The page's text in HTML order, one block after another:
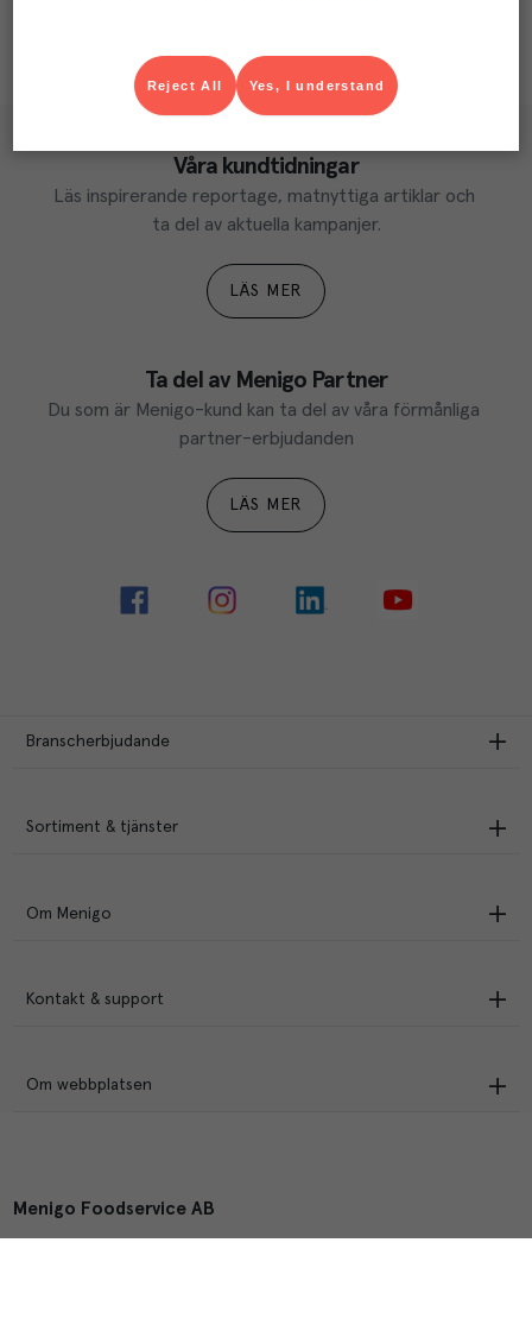
Våra kundtidningar
Läs inspirerande reportage, matnyttiga artiklar och
ta del av aktuella kampanjer.
LÄS MER
Ta del av Menigo Partner
Du som är Menigo-kund kan ta del av våra förmånliga
partner-erbjudanden
LÄS MER
Branscherbjudande
Sortiment & tjänster
Om Menigo
Kontakt & support
Om webbplatsen
Menigo Foodservice AB
Yes, I understand
Reject All